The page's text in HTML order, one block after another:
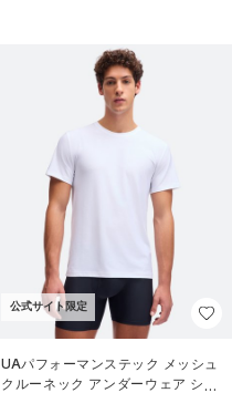
公式サイト限定
UAパフォーマンステック メッシュ
クルーネック アンダーウェア シャ